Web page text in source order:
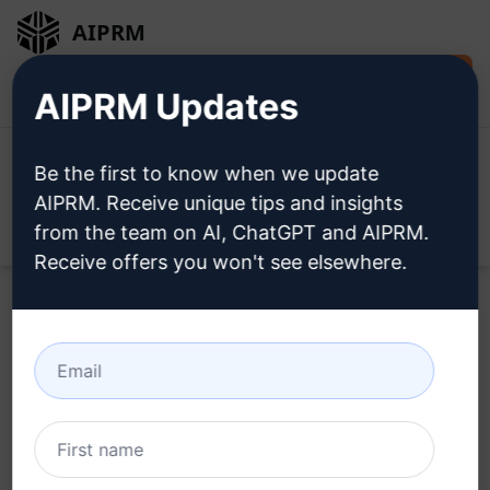
AIPRM
Home / Invitations à l’IA / Copywriting Prompts / Writing
Prompts /
Contenu optimisé pour le référencement SEO |
Sans plagiat
AIPRM Updates
Be the first to know when we update
AIPRM. Receive unique tips and insights
from the team on AI, ChatGPT and AIPRM.
Receive offers you won't see elsewhere.